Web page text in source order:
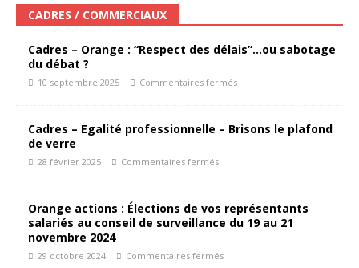
CADRES / COMMERCIAUX
Cadres – Orange : “Respect des délais”…ou sabotage
du débat ?
10 septembre 2025 Commentaires fermés
Cadres – Egalité professionnelle – Brisons le plafond
de verre
28 février 2025 Commentaires fermés
Orange actions : Élections de vos représentants
salariés au conseil de surveillance du 19 au 21
novembre 2024
29 octobre 2024 Commentaires fermés